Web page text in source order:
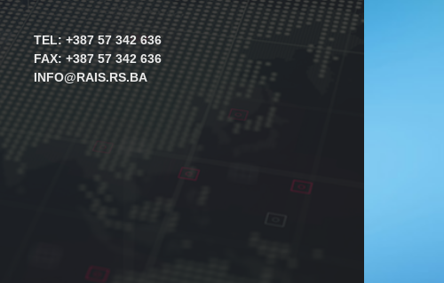
TEL: +387 57 342 636
FAX: +387 57 342 636
INFO@RAIS.RS.BA